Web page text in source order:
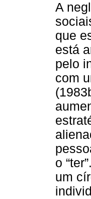
A
que
está
pelo
com
o
um